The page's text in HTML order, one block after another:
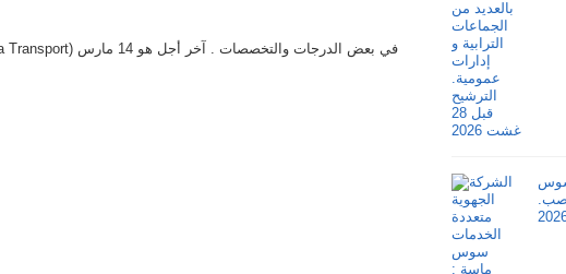
سوس
لتوظيف 174 مناصب.